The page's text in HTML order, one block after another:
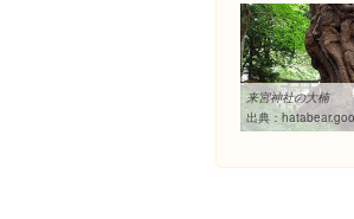
来宮神社の大楠
出典：